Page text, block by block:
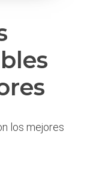
los mejores